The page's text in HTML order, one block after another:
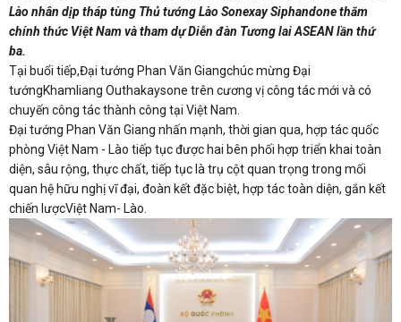
Lào nhân dịp tháp tùng Thủ tướng Lào Sonexay Siphandone thăm
chính thức Việt Nam và tham dự Diễn đàn Tương lai ASEAN lần thứ
ba.
Tại buổi tiếp,Đại tướng Phan Văn Giangchúc mừng Đại
tướngKhamliang Outhakaysone trên cương vị công tác mới và có
chuyến công tác thành công tại Việt Nam.
Đại tướng Phan Văn Giang nhấn mạnh, thời gian qua, hợp tác quốc
phòng Việt Nam - Lào tiếp tục được hai bên phối hợp triển khai toàn
diện, sâu rộng, thực chất, tiếp tục là trụ cột quan trọng trong mối
quan hệ hữu nghị vĩ đại, đoàn kết đặc biệt, hợp tác toàn diện, gắn kết
chiến lượcViệt Nam- Lào.